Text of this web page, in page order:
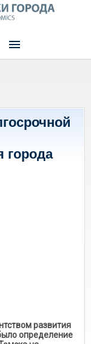
города
развития
определение